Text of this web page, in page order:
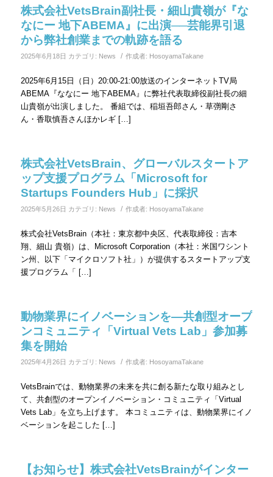
株式会社VetsBrain副社長・細山貴嶺が『な
なにー 地下ABEMA』に出演──芸能界引退
から弊社創業までの軌跡を語る
2025年6月18日 カテゴリ: News / 作成者: HosoyamaTakane
2025年6月15日（日）20:00-21:00放送のインターネットTV局
ABEMA『ななにー 地下ABEMA』に弊社代表取締役副社長の細
山貴嶺が出演しました。 番組では、稲垣吾郎さん・草彅剛さ
ん・香取慎吾さんほかレギ […]
株式会社VetsBrain、グローバルスタートア
ップ支援プログラム「Microsoft for
Startups Founders Hub」に採択
2025年5月26日 カテゴリ: News / 作成者: HosoyamaTakane
株式会社VetsBrain（本社：東京都中央区、代表取締役：吉本
翔、細山 貴嶺）は、Microsoft Corporation（本社：米国ワシント
ン州、以下「マイクロソフト社」）が提供するスタートアップ支
援プログラム「 […]
動物業界にイノベーションを―共創型オープ
ンコミュニティ「Virtual Vets Lab」参加募
集を開始
2025年4月26日 カテゴリ: News / 作成者: HosoyamaTakane
VetsBrainでは、動物業界の未来を共に創る新たな取り組みとし
て、共創型のオープンイノベーション・コミュニティ「Virtual
Vets Lab」を立ち上げます。 本コミュニティは、動物業界にイノ
ベーションを起こした […]
【お知らせ】株式会社VetsBrainがインター